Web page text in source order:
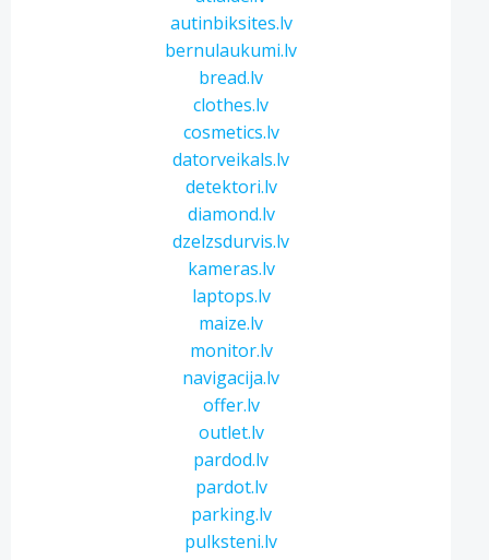
autinbiksites.lv
bernulaukumi.lv
bread.lv
clothes.lv
cosmetics.lv
datorveikals.lv
detektori.lv
diamond.lv
dzelzsdurvis.lv
kameras.lv
laptops.lv
maize.lv
monitor.lv
navigacija.lv
offer.lv
outlet.lv
pardod.lv
pardot.lv
parking.lv
pulksteni.lv